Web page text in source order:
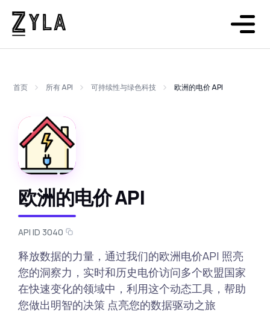
首页 所有 API 可持续性与绿色科技 欧洲的电价 API
欧洲的电价 API
API ID 3040
释放数据的力量，通过我们的欧洲电价API 照亮
您的洞察力，实时和历史电价访问多个欧盟国家
在快速变化的领域中，利用这个动态工具，帮助
您做出明智的决策 点亮您的数据驱动之旅